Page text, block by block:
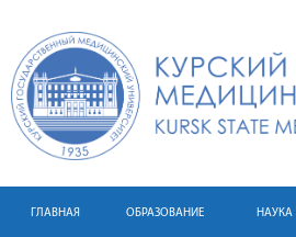
ГЛАВНАЯ ОБРАЗОВАНИЕ НАУКА